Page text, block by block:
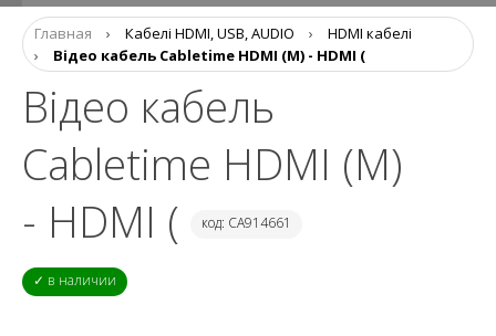
Главная › Кабелі HDMI, USB, AUDIO ›
HDMI кабелі
›
Відео кабель Cabletime HDMI (M) - HDMI (
Відео кабель
Cabletime HDMI (M)
- HDMI (
код: CA914661
✓ в наличии